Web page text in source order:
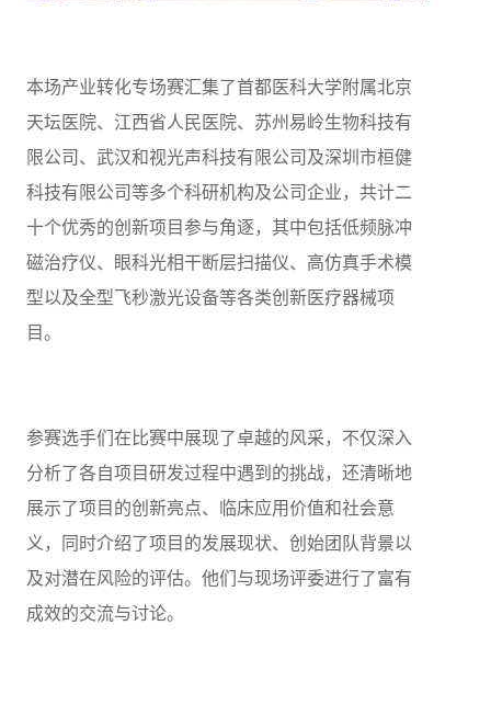
本场产业转化专场赛汇集了首都医科大学附属北京
天坛医院、江西省人民医院、苏州易岭生物科技有
限公司、武汉和视光声科技有限公司及深圳市桓健
科技有限公司等多个科研机构及公司企业，共计二
十个优秀的创新项目参与角逐，其中包括低频脉冲
磁治疗仪、眼科光相干断层扫描仪、高仿真手术模
型以及全型飞秒激光设备等各类创新医疗器械项
目。
参赛选手们在比赛中展现了卓越的风采，不仅深入
分析了各自项目研发过程中遇到的挑战，还清晰地
展示了项目的创新亮点、临床应用价值和社会意
义，同时介绍了项目的发展现状、创始团队背景以
及对潜在风险的评估。他们与现场评委进行了富有
成效的交流与讨论。